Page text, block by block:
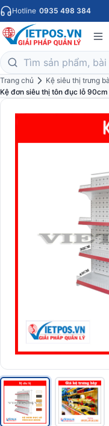
Hotline 0935 498 384
Trang chủ
Kệ siêu thị trưng
Kệ đơn siêu thị tôn đục lỗ